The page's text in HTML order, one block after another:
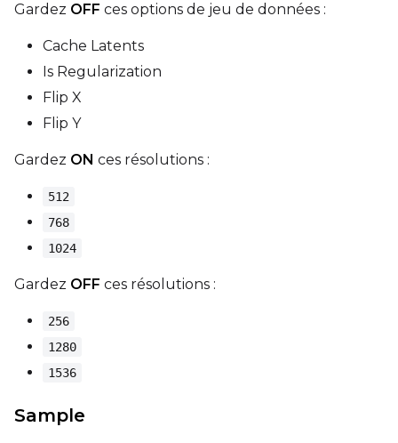
Gardez OFF ces options de jeu de données :
Cache Latents
Is Regularization
Flip X
Flip Y
Gardez ON ces résolutions :
512
768
1024
Gardez OFF ces résolutions :
256
1280
1536
Sample